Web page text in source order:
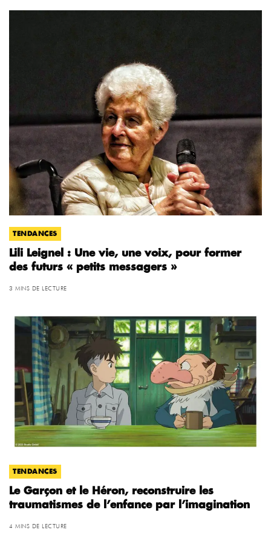
TENDANCES
Lili Leignel : Une vie, une voix, pour former
des futurs « petits messagers »
3 MINS DE LECTURE
TENDANCES
Le Garçon et le Héron, reconstruire les
traumatismes de l’enfance par l’imagination
4 MINS DE LECTURE